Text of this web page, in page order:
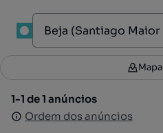
Filtros 2
1-1 de 1 anúncios
Ordem dos anúncios
Mapa
1-1 de 1 anúncios
Ordem dos anúncios